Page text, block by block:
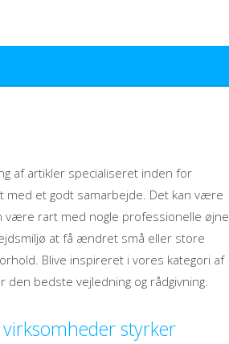
af artikler specialiseret inden for
med et godt samarbejde. Det kan være
være rart med nogle professionelle øjne
at få ændret små eller store
Blive inspireret i vores kategori af
den bedste vejledning og rådgivning.
styrker